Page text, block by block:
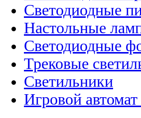
Светодиодные
Настольные
Светодиодные
Трековые
Светильники
Игровой